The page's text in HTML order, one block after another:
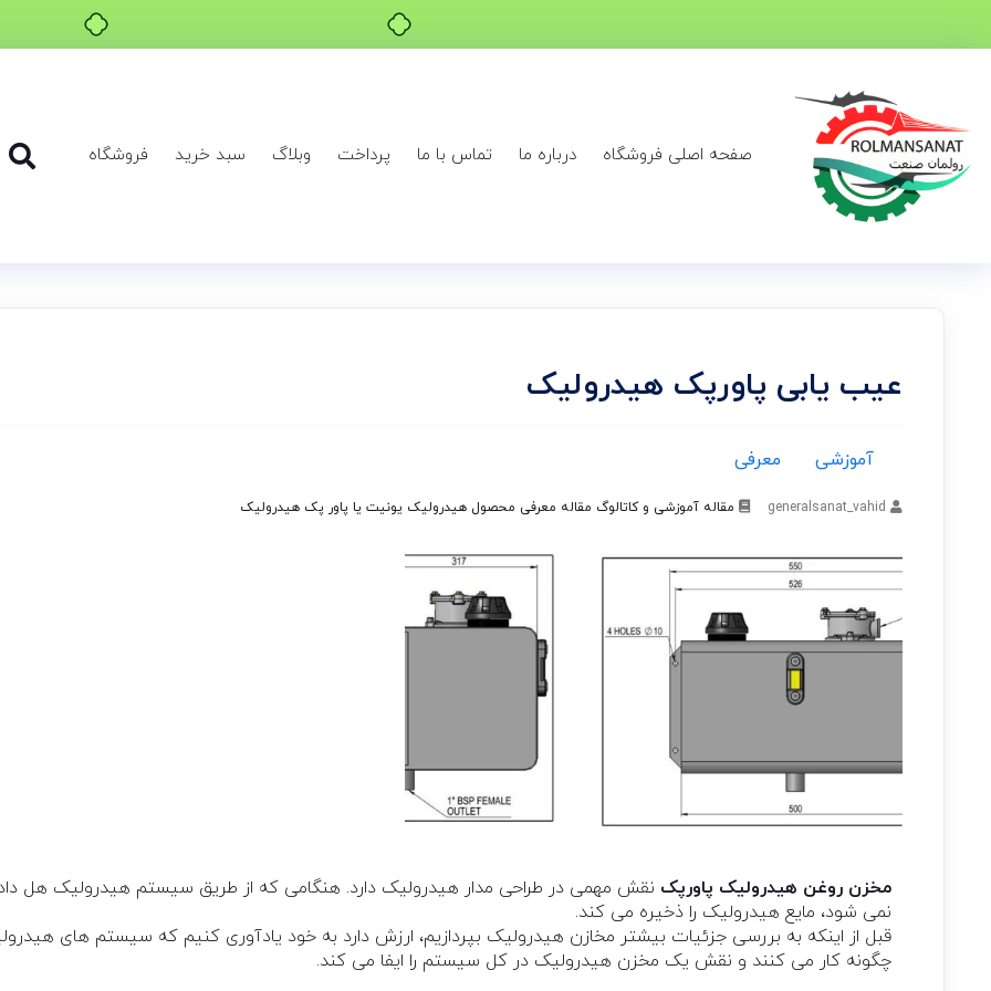
صفحه اصلی فروشگاه درباره ما تماس با ما پرداخت وبلاگ سبد خرید فروشگاه
عیب یابی پاورپک هیدرولیک
آموزشی معرفی
مقاله آموزشی و کاتالوگ مقاله معرفی محصول هیدرولیک یونیت یا پاور پک هیدرولیک
مخزن روغن هیدرولیک پاورپک نقش مهمی در طراحی مدار هیدرولیک دارد. هنگامی که از طریق سیستم هیدرولیک هل
نمی شود، مایع هیدرولیک را ذخیره می کند.
قبل از اینکه به بررسی جزئیات بیشتر مخازن هیدرولیک بپردازیم، ارزش دارد به خود یادآوری کنیم که سیستم های
چگونه کار می کنند و نقش یک مخزن هیدرولیک در کل سیستم را ایفا می کند.